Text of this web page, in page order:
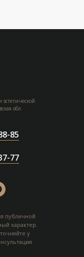
обл.
публичной
характер.
у
85
77